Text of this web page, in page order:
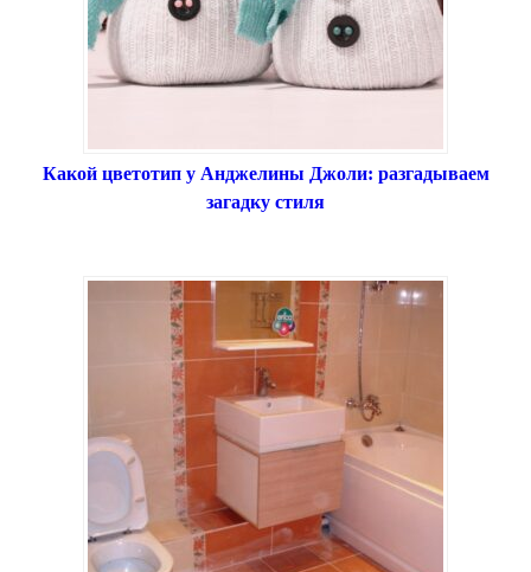
Какой цветотип у Анджелины Джоли: разгадываем
загадку стиля